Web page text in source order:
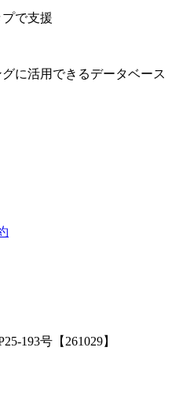
で支援
に活用できるデータベース
193号【261029】